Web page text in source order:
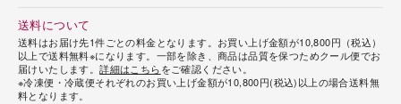
送料について
送料はお届け先1件ごとの料金となります。お買い上げ金額が10,800円（税込）
以上で送料無料※になります。一部を除き、商品は品質を保つためクール便でお
届けいたします。詳細はこちらをご確認ください。
※冷凍便・冷蔵便それぞれのお買い上げ金額が10,800円(税込)以上の場合送料無
料となります。